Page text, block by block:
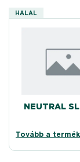
HALAL
NEUTRAL
Tovább a